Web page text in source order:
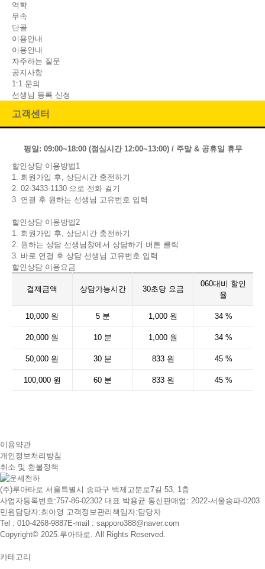
역학
무속
단골
이용안내
이용안내
자주하는 질문
공지사항
1:1 문의
선생님 등록 신청
고객센터
평일: 09:00~18:00 (점심시간 12:00~13:00) / 주말 & 공휴일 휴무
할인상담 이용방법1
1. 회원가입 후, 상담시간 충전하기
2. 02-3433-1130 으로 전화 걸기
3. 연결 후 원하는 선생님 고유번호 입력
할인상담 이용방법2
1. 회원가입 후, 상담시간 충전하기
2. 원하는 상담 선생님창에서 상담하기 버튼 클릭
3. 바로 연결 후 상담 선생님 고유번호 입력
할인상담 이용요금
결제금액 상담가능시간 30초당 요금
060대비 할인
율
10,000 원 5 분 1,000 원 34 %
20,000 원 10 분 1,000 원 34 %
50,000 원 30 분 833 원 45 %
100,000 원 60 분 833 원 45 %
이용약관
개인정보처리방침
취소 및 환불정책
(주)루아타로 서울특별시 송파구 백제고분로7길 53, 1층
사업자등록번호:757-86-02302 대표 박용균 통신판매업: 2022-서울송파-0203
민원담당자:최아영 고객정보관리책임자:담당자
Tel : 010-4268-9887E-mail : sapporo388@naver.com
Copyright© 2025.루아타로. All Rights Reserved.
카테고리